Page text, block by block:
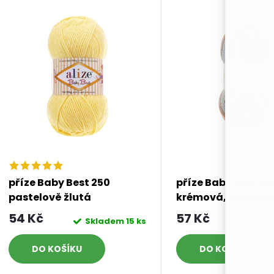
příze Baby Best 250
pastelově žlutá
54 Kč Skladem15 ks
DO KOŠÍKU
příze Baby Best
krémová,
hnědá, modrá,
57 Kč
DO KOŠÍKU